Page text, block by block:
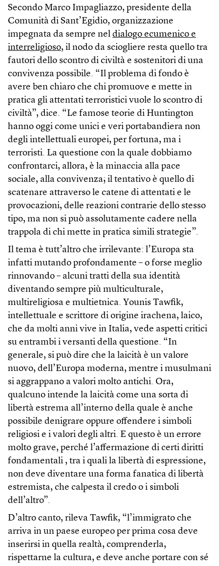
Secondo Marco Impagliazzo, presidente della
Comunità di Sant’Egidio, organizzazione
impegnata da sempre nel dialogo ecumenico e
interreligioso, il nodo da sciogliere resta quello tra
fautori dello scontro di civiltà e sostenitori di una
convivenza possibile. “Il problema di fondo è
avere ben chiaro che chi promuove e mette in
pratica gli attentati terroristici vuole lo scontro di
civiltà”, dice. “Le famose teorie di Huntington
hanno oggi come unici e veri portabandiera non
degli intellettuali europei, per fortuna, ma i
terroristi. La questione con la quale dobbiamo
confrontarci, allora, è la minaccia alla pace
sociale, alla convivenza; il tentativo è quello di
scatenare attraverso le catene di attentati e le
provocazioni, delle reazioni contrarie dello stesso
tipo, ma non si può assolutamente cadere nella
trappola di chi mette in pratica simili strategie”.
Il tema è tutt’altro che irrilevante: l’Europa sta
infatti mutando profondamente – o forse meglio
rinnovando – alcuni tratti della sua identità
diventando sempre più multiculturale,
multireligiosa e multietnica. Younis Tawfik,
intellettuale e scrittore di origine irachena, laico,
che da molti anni vive in Italia, vede aspetti critici
su entrambi i versanti della questione. “In
generale, si può dire che la laicità è un valore
nuovo, dell’Europa moderna, mentre i musulmani
si aggrappano a valori molto antichi. Ora,
qualcuno intende la laicità come una sorta di
libertà estrema all’interno della quale è anche
possibile denigrare oppure offendere i simboli
religiosi e i valori degli altri. E questo è un errore
molto grave, perché l’affermazione di certi diritti
fondamentali , tra i quali la libertà di espressione,
non deve diventare una forma fanatica di libertà
estremista, che calpesta il credo o i simboli
dell’altro”.
D’altro canto, rileva Tawfik, “l’immigrato che
arriva in un paese europeo per prima cosa deve
inserirsi in quella realtà, comprenderla,
rispettarne la cultura, e deve anche portare con sé